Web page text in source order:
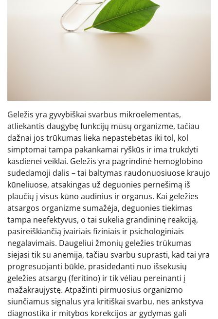
Geležis yra gyvybiškai svarbus mikroelementas,
atliekantis daugybę funkcijų mūsų organizme, tačiau
dažnai jos trūkumas lieka nepastebėtas iki tol, kol
simptomai tampa pakankamai ryškūs ir ima trukdyti
kasdienei veiklai. Geležis yra pagrindinė hemoglobino
sudedamoji dalis – tai baltymas raudonuosiuose kraujo
kūneliuose, atsakingas už deguonies pernešimą iš
plaučių į visus kūno audinius ir organus. Kai geležies
atsargos organizme sumažėja, deguonies tiekimas
tampa neefektyvus, o tai sukelia grandininę reakciją,
pasireiškiančią įvairiais fiziniais ir psichologiniais
negalavimais. Daugeliui žmonių geležies trūkumas
siejasi tik su anemija, tačiau svarbu suprasti, kad tai yra
progresuojanti būklė, prasidedanti nuo išsekusių
geležies atsargų (feritino) ir tik vėliau pereinanti į
mažakraujystę. Atpažinti pirmuosius organizmo
siunčiamus signalus yra kritiškai svarbu, nes ankstyva
diagnostika ir mitybos korekcijos ar gydymas gali